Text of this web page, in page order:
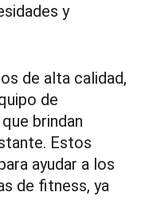
y
de alta calidad,
de
brindan
Estos
ayudar a los
de fitness, ya